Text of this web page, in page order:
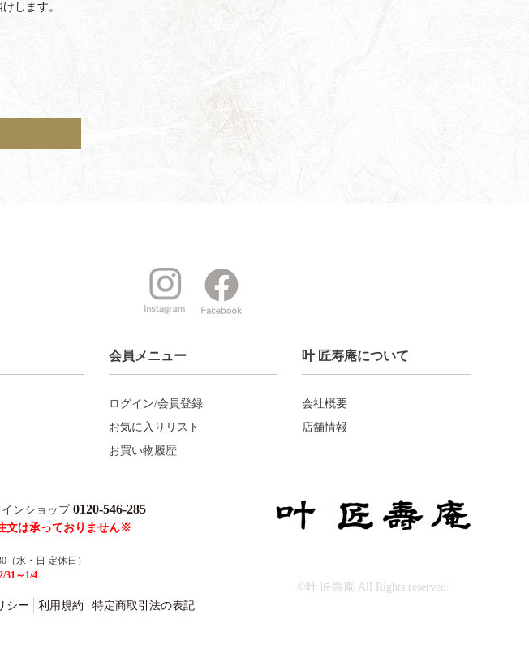
します。
会員メニュー
ログイン/会員登録
お気に入りリスト
お買い物履歴
叶 匠寿庵について
会社概要
店舗情報
ンショップ 0120-546-285
文は承っておりません※
（水・日 定休日）
31～1/4
シー 利用規約 特定商取引法の表記
©叶 匠壽庵 All Rights reserved.